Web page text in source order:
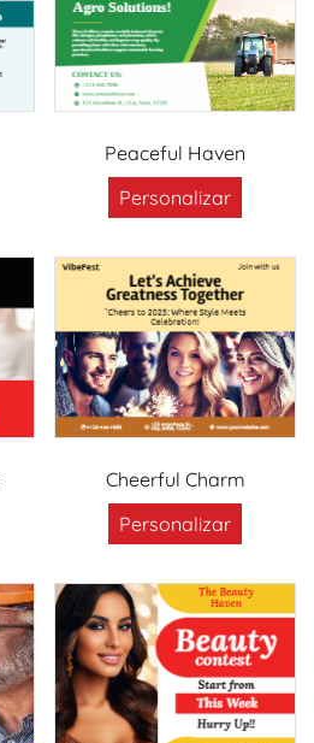
Peaceful Haven
Personalizar
Cheerful Charm
Personalizar